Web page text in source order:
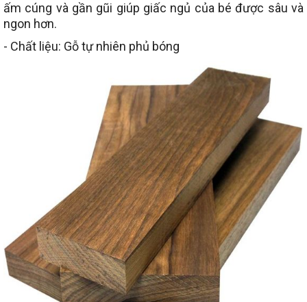
ấm cúng và gần gũi giúp giấc ngủ của bé được sâu và
ngon hơn.
- Chất liệu: Gỗ tự nhiên phủ bóng